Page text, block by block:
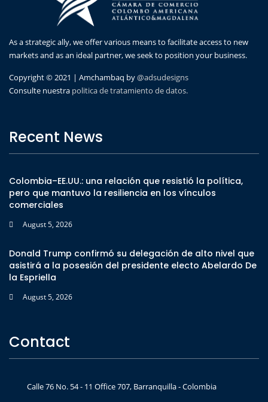
As a strategic ally, we offer various means to facilitate access to new
markets and as an ideal partner, we seek to position your business.
Copyright © 2021 | Amchambaq by@adsudesigns
Consulte nuestra politica de tratamiento de datos.
Recent News
Colombia–EE.UU.: una relación que resistió la política,
pero que mantuvo la resiliencia en los vínculos
comerciales
August 5, 2026
Donald Trump confirmó su delegación de alto nivel que
asistirá a la posesión del presidente electo Abelardo De
la Espriella
August 5, 2026
Contact
Calle 76 No. 54 - 11 Office 707, Barranquilla - Colombia